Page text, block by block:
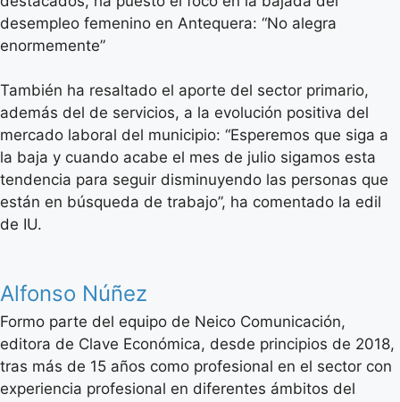
desempleo femenino en Antequera: “No alegra
enormemente”
También ha resaltado el aporte del sector primario,
además del de servicios, a la evolución positiva del
mercado laboral del municipio: “Esperemos que siga a
la baja y cuando acabe el mes de julio sigamos esta
tendencia para seguir disminuyendo las personas que
están en búsqueda de trabajo”, ha comentado la edil
de IU.
Alfonso Núñez
Formo parte del equipo de Neico Comunicación,
editora de Clave Económica, desde principios de 2018,
tras más de 15 años como profesional en el sector con
experiencia profesional en diferentes ámbitos del